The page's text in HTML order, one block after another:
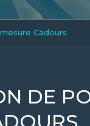
Les abris
Balnéo
Cadours
DE